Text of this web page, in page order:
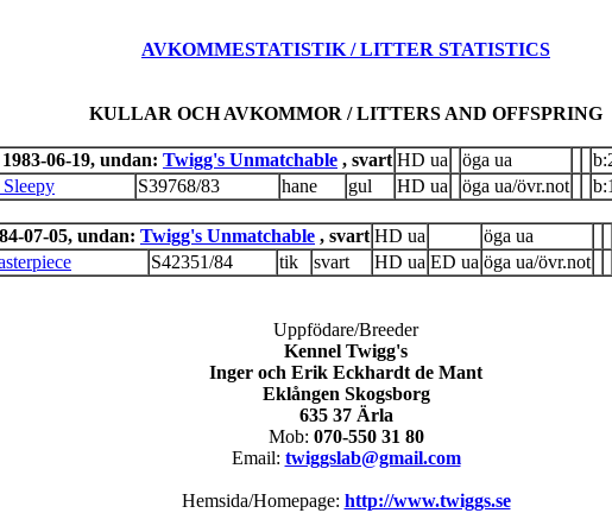
AVKOMMESTATISTIK / LITTER STATISTICS
KULLAR OCH AVKOMMOR / LITTERS AND OFFSPRING
06-19, undan: Twigg's Unmatchable , svart HD ua öga ua
S39768/83 hane gul HD ua öga ua/övr.not
07-05, undan: Twigg's Unmatchable , svart HD ua
öga ua
S42351/84 tik svart HD ua ED ua öga ua/övr.not
Uppfödare/Breeder
Kennel Twigg's
Inger och Erik Eckhardt de Mant
Eklången Skogsborg
635 37 Ärla
Mob: 070-550 31 80
Email: twiggslab@gmail.com
Hemsida/Homepage: http://www.twiggs.se